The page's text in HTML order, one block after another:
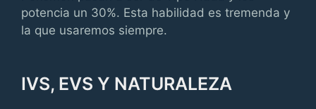
potencia un 30%. Esta habilidad es tremenda y
la que usaremos siempre.
IVS, EVS Y NATURALEZA